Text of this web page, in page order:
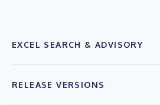
EXCEL SEARCH & ADVISORY
RELEASE VERSIONS